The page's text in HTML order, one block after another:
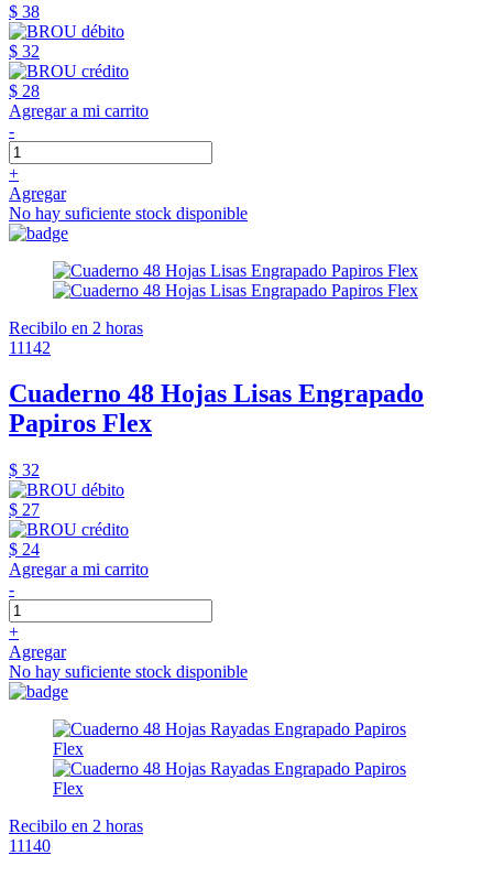
$ 38
$ 32
$ 28
Agregar a mi carrito
-
+
Agregar
No hay suficiente stock disponible
Recibilo en 2 horas
11142
Cuaderno 48 Hojas Lisas Engrapado
Papiros Flex
$ 32
$ 27
$ 24
Agregar a mi carrito
-
+
Agregar
No hay suficiente stock disponible
Recibilo en 2 horas
11140